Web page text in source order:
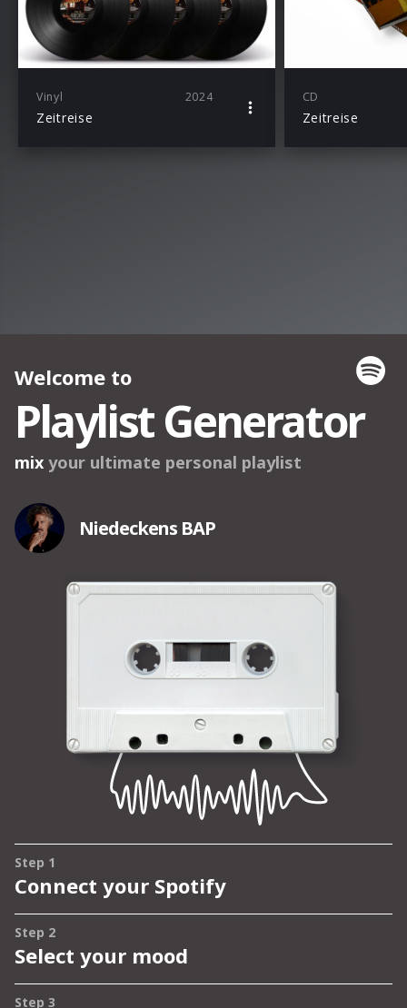
Vinyl 2024
Zeitreise
CD
Zeitreise